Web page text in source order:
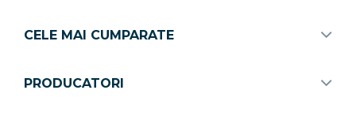
CELE MAI CUMPARATE
PRODUCATORI